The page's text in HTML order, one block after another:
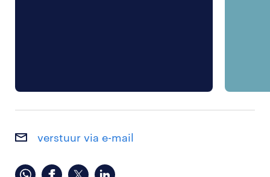
verstuur via e-mail